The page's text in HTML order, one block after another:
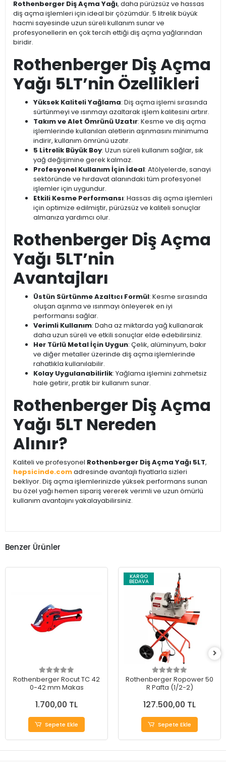
Rothenberger Diş Açma Yağı, daha pürüzsüz ve hassas
diş açma işlemleri için ideal bir çözümdür. 5 litrelik büyük
hacmi sayesinde uzun süreli kullanım sunar ve
profesyonellerin en çok tercih ettiği diş açma yağlarından
biridir.
Rothenberger Diş Açma
Yağı 5LT’nin Özellikleri
Yüksek Kaliteli Yağlama: Diş açma işlemi sırasında
sürtünmeyi ve ısınmayı azaltarak işlem kalitesini artırır.
Takım ve Alet Ömrünü Uzatır: Kesme ve diş açma
işlemlerinde kullanılan aletlerin aşınmasını minimuma
indirir, kullanım ömrünü uzatır.
5 Litrelik Büyük Boy: Uzun süreli kullanım sağlar, sık
yağ değişimine gerek kalmaz.
Profesyonel Kullanım İçin İdeal: Atölyelerde, sanayi
sektöründe ve hırdavat alanındaki tüm profesyonel
işlemler için uygundur.
Etkili Kesme Performansı: Hassas diş açma işlemleri
için optimize edilmiştir, pürüzsüz ve kaliteli sonuçlar
almanıza yardımcı olur.
Rothenberger Diş Açma
Yağı 5LT’nin
Avantajları
Üstün Sürtünme Azaltıcı Formül: Kesme sırasında
oluşan aşınma ve ısınmayı önleyerek en iyi
performansı sağlar.
Verimli Kullanım: Daha az miktarda yağ kullanarak
daha uzun süreli ve etkili sonuçlar elde edebilirsiniz.
Her Türlü Metal İçin Uygun: Çelik, alüminyum, bakır
ve diğer metaller üzerinde diş açma işlemlerinde
rahatlıkla kullanılabilir.
Kolay Uygulanabilirlik: Yağlama işlemini zahmetsiz
hale getirir, pratik bir kullanım sunar.
Rothenberger Diş Açma
Yağı 5LT Nereden
Alınır?
Kaliteli ve profesyonel Rothenberger Diş Açma Yağı 5LT,
hepsicinde.comadresinde avantajlı fiyatlarla sizleri
bekliyor. Diş açma işlemlerinizde yüksek performans sunan
bu özel yağı hemen sipariş vererek verimli ve uzun ömürlü
kullanım avantajını yakalayabilirsiniz.
Benzer Ürünler
Rothenberger Rocut TC 42
0-42 mm Makas
1.700,00 TL
Sepete Ekle
KARGO
BEDAVA
Rothenberger Ropower 50
R Pafta (1/2-2)
127.500,00 TL
Sepete Ekle